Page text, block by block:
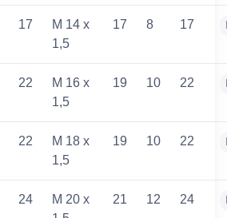
17
M 14 x
1,5
17 8 17
22
M 16 x
1,5
19 10 22
22
M 18 x
1,5
19 10 22
24
M 20 x
21 12 24